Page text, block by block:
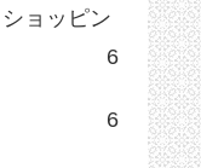
ョッピン
6
6